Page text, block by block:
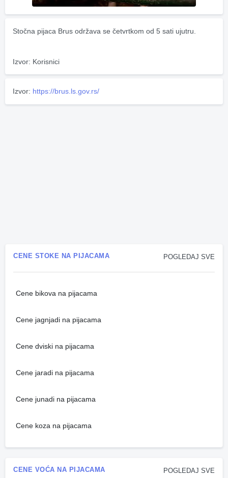
Stočna pijaca Brus održava se četvrtkom od 5 sati ujutru.
Izvor: Korisnici
Izvor: https://brus.ls.gov.rs/
POGLEDAJ SVE
CENE STOKE NA PIJACAMA
Cene bikova na pijacama
Cene jagnjadi na pijacama
Cene dviski na pijacama
Cene jaradi na pijacama
Cene junadi na pijacama
Cene koza na pijacama
POGLEDAJ SVE
CENE VOĆA NA PIJACAMA